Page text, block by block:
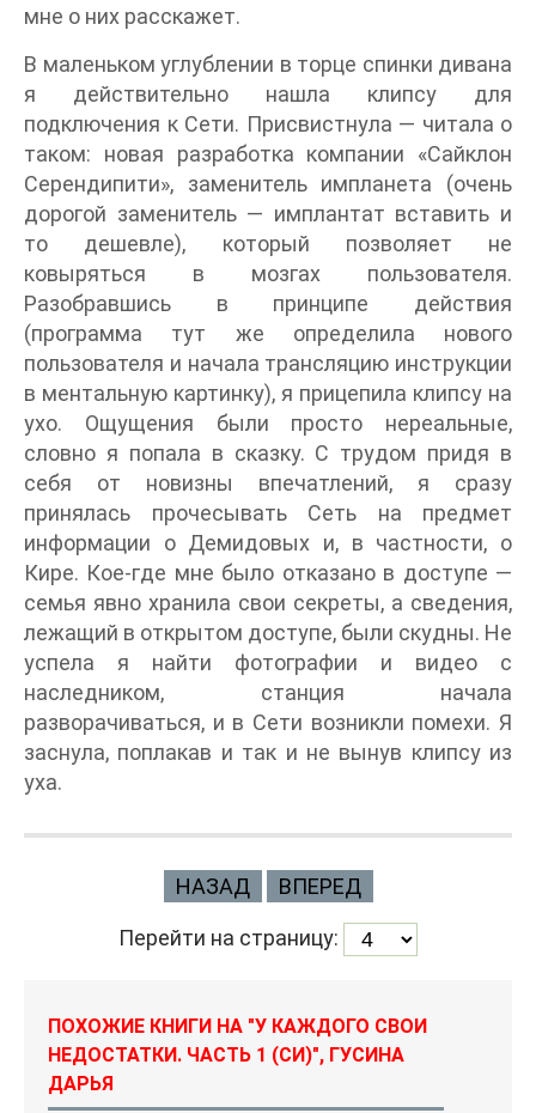
мне о них расскажет.
В маленьком углублении в торце спинки дивана
я действительно нашла клипсу для
подключения к Сети. Присвистнула — читала о
таком: новая разработка компании «Сайклон
Серендипити», заменитель импланета (очень
дорогой заменитель — имплантат вставить и
то дешевле), который позволяет не
ковыряться в мозгах пользователя.
Разобравшись в принципе действия
(программа тут же определила нового
пользователя и начала трансляцию инструкции
в ментальную картинку), я прицепила клипсу на
ухо. Ощущения были просто нереальные,
словно я попала в сказку. С трудом придя в
себя от новизны впечатлений, я сразу
принялась прочесывать Сеть на предмет
информации о Демидовых и, в частности, о
Кире. Кое-где мне было отказано в доступе —
семья явно хранила свои секреты, а сведения,
лежащий в открытом доступе, были скудны. Не
успела я найти фотографии и видео с
наследником, станция начала
разворачиваться, и в Сети возникли помехи. Я
заснула, поплакав и так и не вынув клипсу из
уха.
НАЗАД ВПЕРЕД
Перейти на страницу:
ПОХОЖИЕ КНИГИ НА "У КАЖДОГО СВОИ
НЕДОСТАТКИ. ЧАСТЬ 1 (СИ)", ГУСИНА
ДАРЬЯ